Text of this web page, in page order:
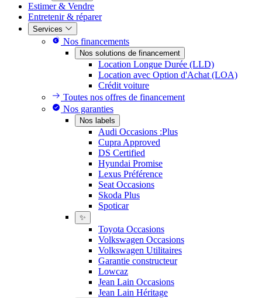
Estimer & Vendre
Entretenir & réparer
Services
Nos financements
Nos solutions de financement
Location Longue Durée (LLD)
Location avec Option d'Achat (LOA)
Crédit voiture
Toutes nos offres de financement
Nos garanties
Nos labels
Audi Occasions :Plus
Cupra Approved
DS Certified
Hyundai Promise
Lexus Préférence
Seat Occasions
Skoda Plus
Spoticar
✨
Toyota Occasions
Volkswagen Occasions
Volkswagen Utilitaires
Garantie constructeur
Lowcaz
Jean Lain Occasions
Jean Lain Héritage